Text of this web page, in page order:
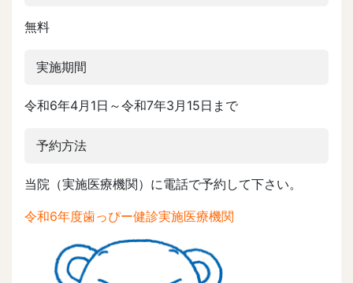
無料
実施期間
令和6年4月1日～令和7年3月15日まで
予約方法
当院（実施医療機関）に電話で予約して下さい。
令和6年度歯っぴー健診実施医療機関